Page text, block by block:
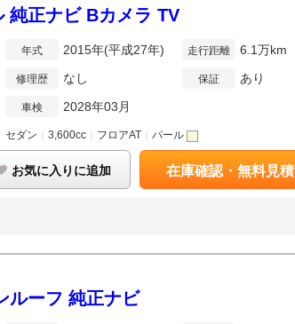
純正ナビ Bカメラ TV
年式 2015年(平成27年)
修理歴 なし
車検 2028年03月
走行距離 6.1万km
保証 あり
セダン 3,600cc フロアAT パール
お気に入りに追加 在庫確認・無料見積
ルーフ 純正ナビ